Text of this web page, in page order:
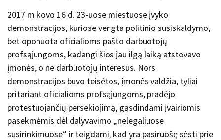
2017 m kovo 16 d. 23-uose miestuose įvyko
demonstracijos, kuriose vengta politinio susiskaldymo,
bet oponuota oficialioms pašto darbuotojų
profsąjungoms, kadangi šios jau ilgą laiką atstovavo
įmonės, o ne darbuotojų interesus. Nors
demonstracijos buvo teisėtos, įmonės valdžia, tyliai
pritariant oficialioms profsąjungoms, pradėjo
protestuojančių persekiojimą, gąsdindami įvairiomis
pasekmėmis dėl dalyvavimo „nelegaliuose
susirinkimuose“ ir teigdami, kad yra pasiruošę sėsti prie